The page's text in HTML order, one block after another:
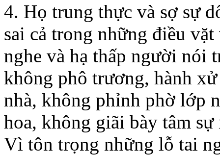
4. Họ trung thực và sợ sự
sai cả trong những điều
nghe và hạ thấp người nói
không phô trương, hành
nhà, không phỉnh phờ lớp
hoa, không giãi bày tâm
Vì tôn trọng những lỗ tai